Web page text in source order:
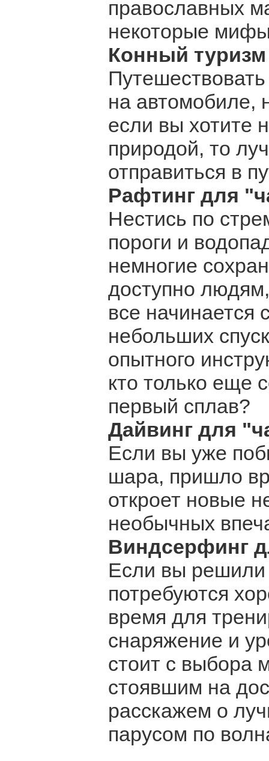
православных
некоторые
Конный
на автомобиле,
если вы хотите
природой, то
отправиться в
Рафтинг для
Нестись по
пороги и
немногие
доступно
все начинается
небольших
опытного
кто только еще
первый сплав?
Дайвинг для
Если вы уже
шара, пришло
откроет новые
необычных
Виндсерфинг
Если вы решили
потребуются
время для
снаряжение и
стоит с выбора
стоявшим на
расскажем о
парусом по